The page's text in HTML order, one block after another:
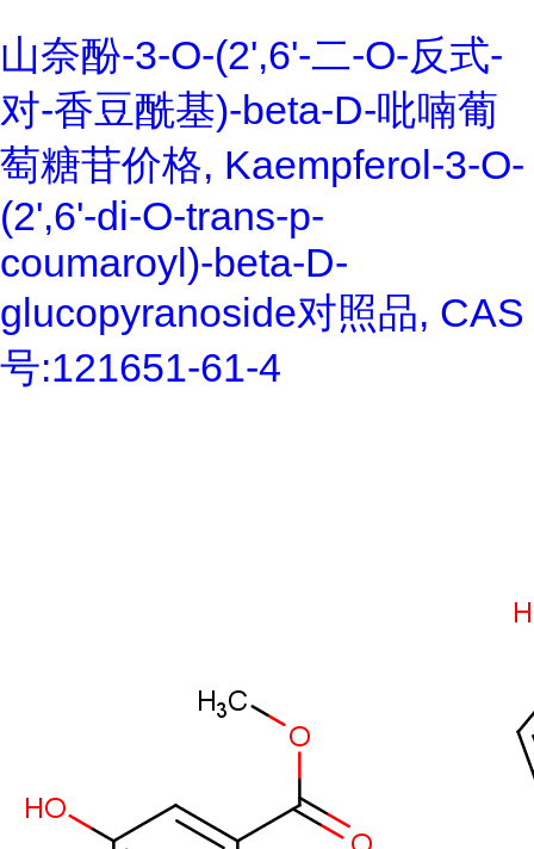
山奈酚-3-O-(2',6'-二-O-反式-
对-香豆酰基)-beta-D-吡喃葡
萄糖苷价格, Kaempferol-3-O-
(2',6'-di-O-trans-p-
coumaroyl)-beta-D-
glucopyranoside对照品, CAS
号:121651-61-4